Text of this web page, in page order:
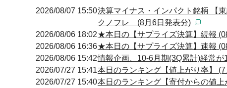
2026/08/07 15:50決算マイナス・インパクト銘柄 【
クノフレ (8月6日発表分)
2026/08/06 18:02★本日の【サプライズ決算】続報
2026/08/06 16:36★本日の【サプライズ決算】速報
2026/08/06 15:42情報企画、10-6月期(3Q累計)経常
2026/07/27 15:41本日のランキング【値上がり率】
2026/07/27 15:40本日のランキング【寄付からの値